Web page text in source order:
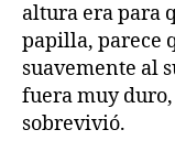
altura era para
papilla, parece
suavemente al
fuera muy
sobrevivió.